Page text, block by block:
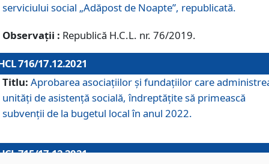
serviciului social „Adăpost de Noapte”, republicată.
Observații : Republică H.C.L. nr. 76/2019.
716/17.12.2021
Titlu: Aprobarea asociaţiilor şi fundaţiilor care
unităţi de asistenţă socială, îndreptăţite să primească
subvenţii de la bugetul local în anul 2022.
715/17.12.2021